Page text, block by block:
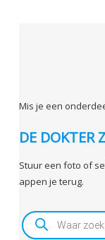
Mis je een
DE DOKTER
Stuur een foto of
appen je terug.
P
r
o